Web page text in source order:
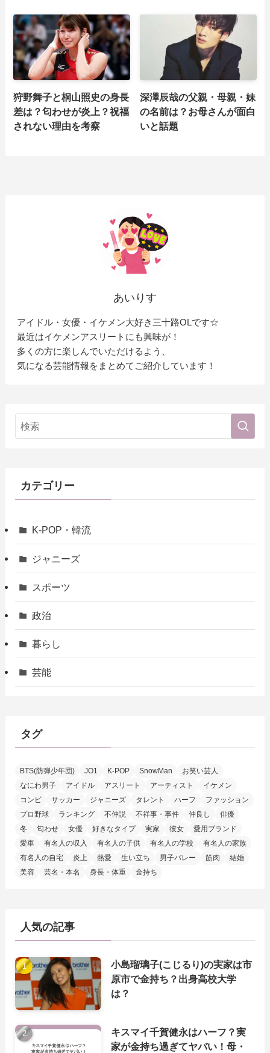
狩野舞子と桐山照史の身長
差は？匂わせが炎上？祝福
されない理由を考察
深澤辰哉の父親・母親・妹
の名前は？お母さんが面白
いと話題
あいりす
アイドル・女優・イケメン大好き三十路OLです☆
最近はイケメンアスリートにも興味が！
多くの方に楽しんでいただけるよう、
気になる芸能情報をまとめてご紹介しています！
カテゴリー
K-POP・韓流
ジャニーズ
スポーツ
政治
暮らし
芸能
タグ
BTS(防弾少年団) JO1 K-POP SnowMan
お笑い芸人
なにわ男子
アイドル アスリート アーティスト
イケメン
コンビ
サッカー ジャニーズ タレント ハーフ
ファッション
プロ野球
ランキング 不仲説 不祥事・事件 仲良し
俳優
冬
匂わせ 女優 好きなタイプ 実家 彼女
愛用ブランド
愛車
有名人の収入 有名人の子供 有名人の学校
有名人の家族
有名人の自宅
炎上 熱愛 生い立ち 男子バレー 筋肉
結婚
美容
芸名・本名 身長・体重 金持ち
人気の記事
小島瑠璃子(こじるり)の実家は市
原市で金持ち？出身高校大学
は？
キスマイ千賀健永はハーフ？実
家が金持ち過ぎてヤバい！母・